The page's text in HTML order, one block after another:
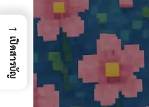
→
เปิดสารบัญ